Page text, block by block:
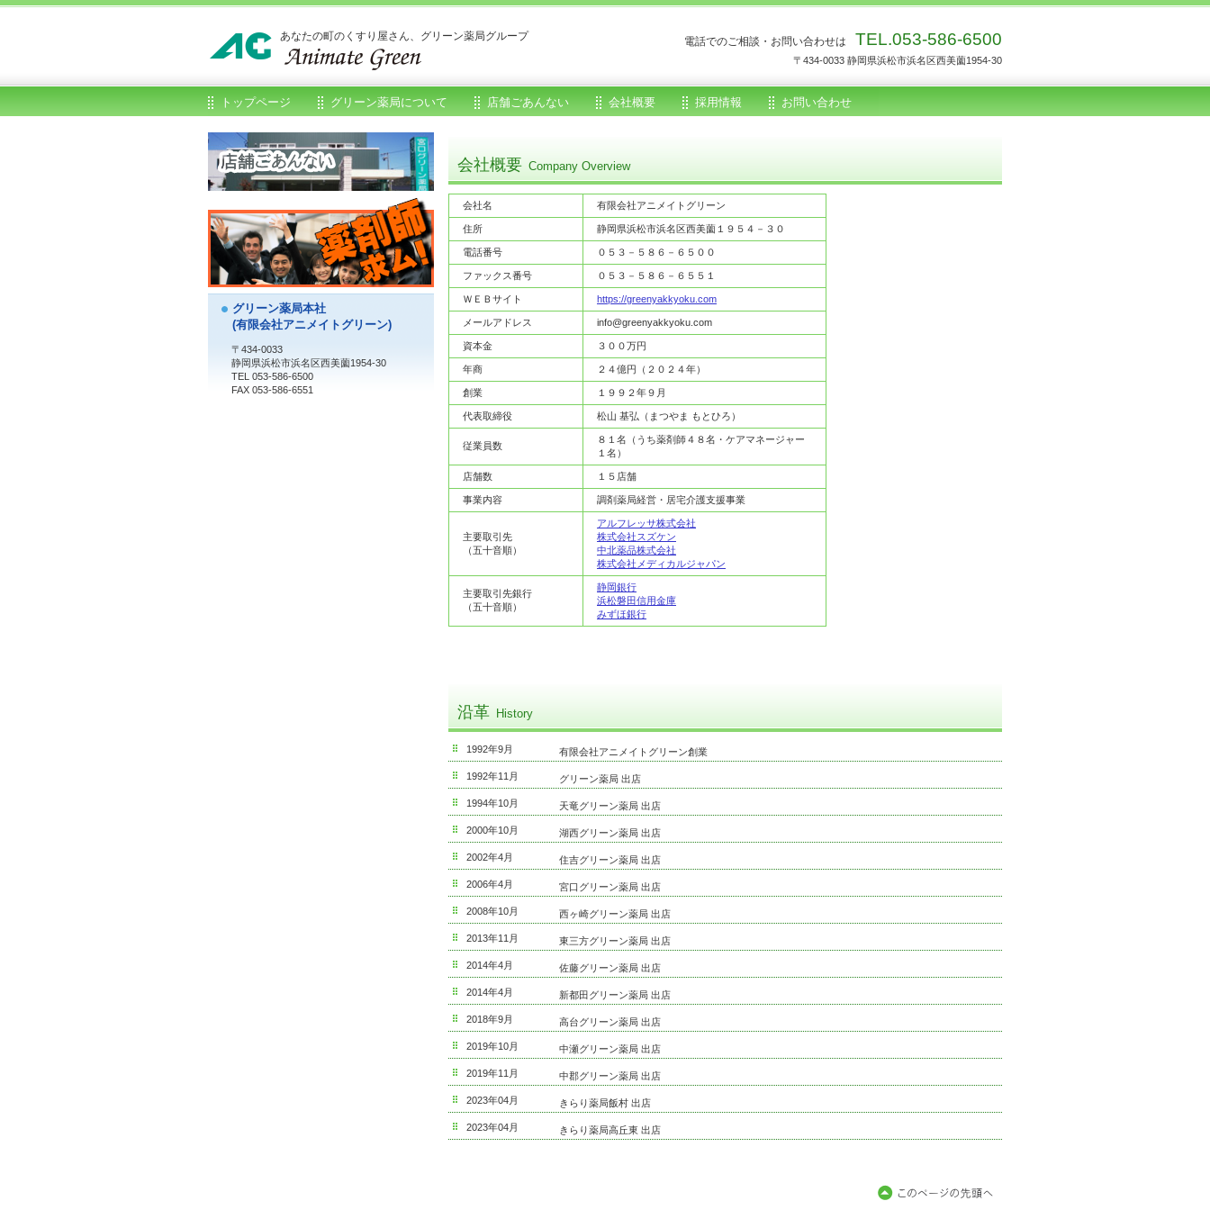
あなたの町のくすり屋さん、グリーン薬局グループ 電話でのご相談・お問い合わせは TEL.053-586-6500
〒434-0033 静岡県浜松市浜名区西美薗1954-30
会社概要 Company Overview
会社名 有限会社アニメイトグリーン
住所 静岡県浜松市浜名区西美薗１９５４－３０
電話番号 ０５３－５８６－６５００
ファックス番号 ０５３－５８６－６５５１
ＷＥＢサイト https://greenyakkyoku.com
メールアドレス info@greenyakkyoku.com
資本金 ３００万円
年商 ２４億円（２０２４年）
創業 １９９２年９月
代表取締役 松山 基弘（まつやま もとひろ）
従業員数
８１名（うち薬剤師４８名・ケアマネージャー
１名）
店舗数 １５店舗
事業内容 調剤薬局経営・居宅介護支援事業
主要取引先
（五十音順）
アルフレッサ株式会社
株式会社スズケン
中北薬品株式会社
株式会社メディカルジャパン
主要取引先銀行
（五十音順）
静岡銀行
浜松磐田信用金庫
みずほ銀行
沿革 History
1992年9月 有限会社アニメイトグリーン創業
1992年11月 グリーン薬局 出店
1994年10月 天竜グリーン薬局 出店
2000年10月 湖西グリーン薬局 出店
2002年4月 住吉グリーン薬局 出店
2006年4月 宮口グリーン薬局 出店
2008年10月 西ヶ崎グリーン薬局 出店
2013年11月 東三方グリーン薬局 出店
2014年4月 佐藤グリーン薬局 出店
2014年4月 新都田グリーン薬局 出店
2018年9月 高台グリーン薬局 出店
2019年10月 中瀬グリーン薬局 出店
2019年11月 中郡グリーン薬局 出店
2023年04月 きらり薬局飯村 出店
2023年04月 きらり薬局高丘東 出店
トップページ グリーン薬局について 店舗ごあんない 会社概要 採用情報 お問い合わせ
グリーン薬局本社
(有限会社アニメイトグリーン)
〒434-0033
静岡県浜松市浜名区西美薗1954-30
TEL 053-586-6500
FAX 053-586-6551